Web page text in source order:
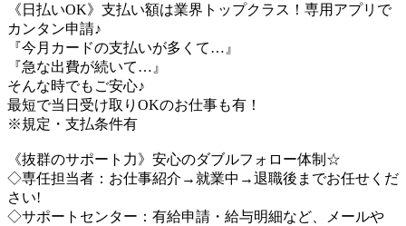
《日払いOK》支払い額は業界トップクラス！専用アプリで
カンタン申請♪
『今月カードの支払いが多くて…』
『急な出費が続いて…』
そんな時でもご安心♪
最短で当日受け取りOKのお仕事も有！
※規定・支払条件有
《抜群のサポート力》安心のダブルフォロー体制☆
◇専任担当者：お仕事紹介→就業中→退職後までお任せくだ
さい!
◇サポートセンター：有給申請・給与明細など、メールや